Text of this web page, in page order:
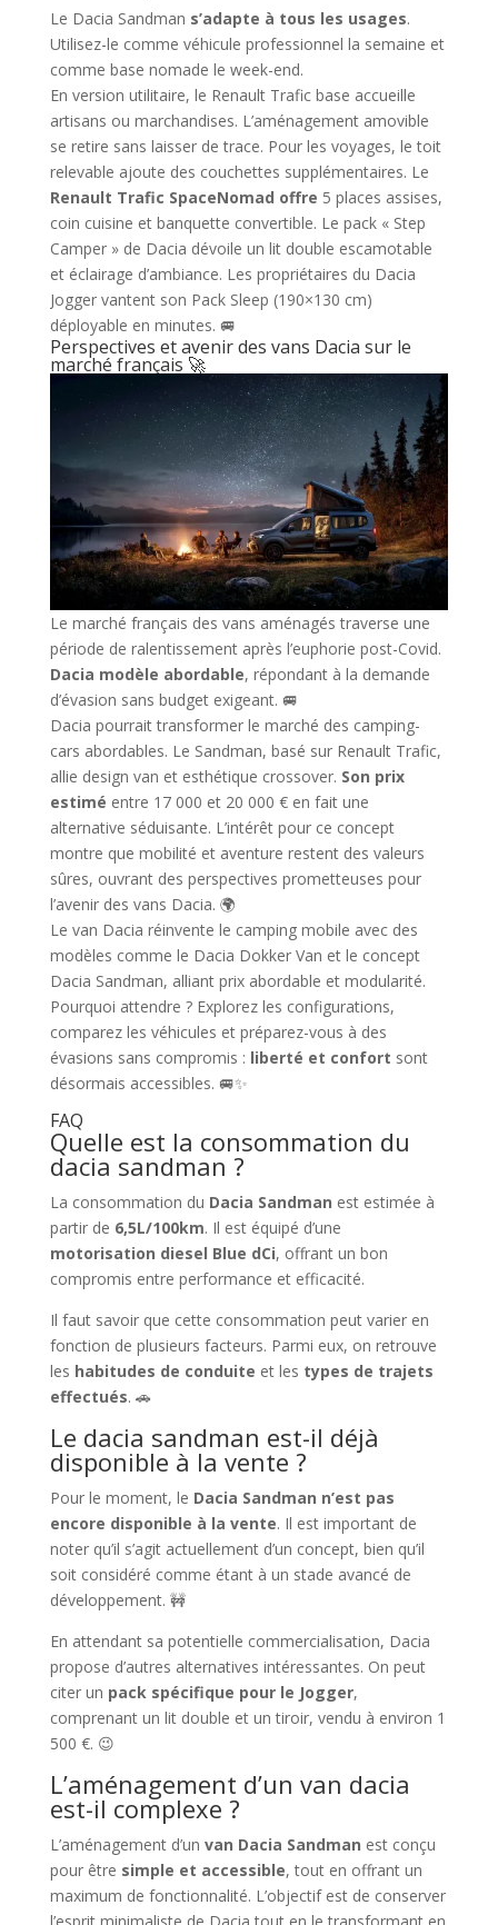
Le Dacia Sandman s’adapte à tous les usages.
Utilisez-le comme véhicule professionnel la semaine et
comme base nomade le week-end.
En version utilitaire, le Renault Trafic base accueille
artisans ou marchandises. L’aménagement amovible
se retire sans laisser de trace. Pour les voyages, le toit
relevable ajoute des couchettes supplémentaires. Le
Renault Trafic SpaceNomad offre 5 places assises,
coin cuisine et banquette convertible. Le pack « Step
Camper » de Dacia dévoile un lit double escamotable
et éclairage d’ambiance. Les propriétaires du Dacia
Jogger vantent son Pack Sleep (190×130 cm)
déployable en minutes. 🚐
Perspectives et avenir des vans Dacia sur le
marché français 🚀
Le marché français des vans aménagés traverse une
période de ralentissement après l’euphorie post-Covid.
Dacia modèle abordable, répondant à la demande
d’évasion sans budget exigeant. 🚐
Dacia pourrait transformer le marché des camping-
cars abordables. Le Sandman, basé sur Renault Trafic,
allie design van et esthétique crossover. Son prix
estimé entre 17 000 et 20 000 € en fait une
alternative séduisante. L’intérêt pour ce concept
montre que mobilité et aventure restent des valeurs
sûres, ouvrant des perspectives prometteuses pour
l’avenir des vans Dacia. 🌍
Le van Dacia réinvente le camping mobile avec des
modèles comme le Dacia Dokker Van et le concept
Dacia Sandman, alliant prix abordable et modularité.
Pourquoi attendre ? Explorez les configurations,
comparez les véhicules et préparez-vous à des
évasions sans compromis : liberté et confort sont
désormais accessibles. 🚐✨
FAQ
Quelle est la consommation du
dacia sandman ?
La consommation du Dacia Sandman est estimée à
partir de 6,5L/100km. Il est équipé d’une
motorisation diesel Blue dCi, offrant un bon
compromis entre performance et efficacité.
Il faut savoir que cette consommation peut varier en
fonction de plusieurs facteurs. Parmi eux, on retrouve
les habitudes de conduite et les types de trajets
effectués. 🚗
Le dacia sandman est-il déjà
disponible à la vente ?
Pour le moment, le Dacia Sandman n’est pas
encore disponible à la vente. Il est important de
noter qu’il s’agit actuellement d’un concept, bien qu’il
soit considéré comme étant à un stade avancé de
développement. 🚧
En attendant sa potentielle commercialisation, Dacia
propose d’autres alternatives intéressantes. On peut
citer un pack spécifique pour le Jogger,
comprenant un lit double et un tiroir, vendu à environ 1
500 €. 😉
L’aménagement d’un van dacia
est-il complexe ?
L’aménagement d’un van Dacia Sandman est conçu
pour être simple et accessible, tout en offrant un
maximum de fonctionnalité. L’objectif est de conserver